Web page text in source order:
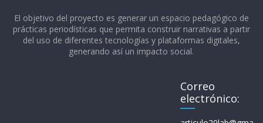
El objetivo del proyecto es generar un espacio pedagógico de
prácticas periodísticas que permita construir narrativas a partir
del uso de diferentes tecnologías y plataformas digitales,
generando así un impacto social.
Correo
electrónico: